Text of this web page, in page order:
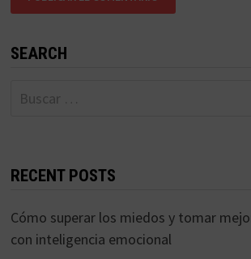
SEARCH
Buscar:
RECENT POSTS
Cómo superar los miedos y tomar
con inteligencia emocional